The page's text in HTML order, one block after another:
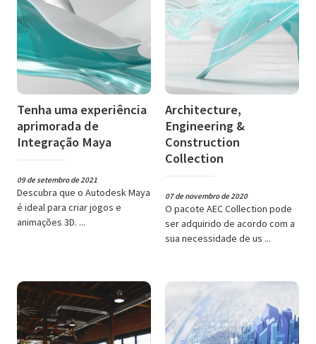
Tenha uma experiência
aprimorada de
Integração Maya
09 de setembro de 2021
Descubra que o Autodesk Maya
é ideal para criar jogos e
animações 3D. ...
Architecture,
Engineering &
Construction
Collection
07 de novembro de 2020
O pacote AEC Collection pode
ser adquirido de acordo com a
sua necessidade de us ...